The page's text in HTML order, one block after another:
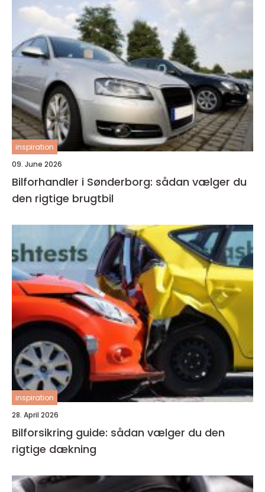
inspiration
09. June 2026
Bilforhandler i Sønderborg: sådan vælger du
den rigtige brugtbil
inspiration
28. April 2026
Bilforsikring guide: sådan vælger du den
rigtige dækning